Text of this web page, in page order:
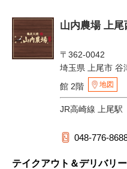
山内農場 上
〒362-0042
埼玉県 上尾市 谷
館 2階
地図
JR高崎線 上尾駅
048-776-
テイクアウト＆デリバリ